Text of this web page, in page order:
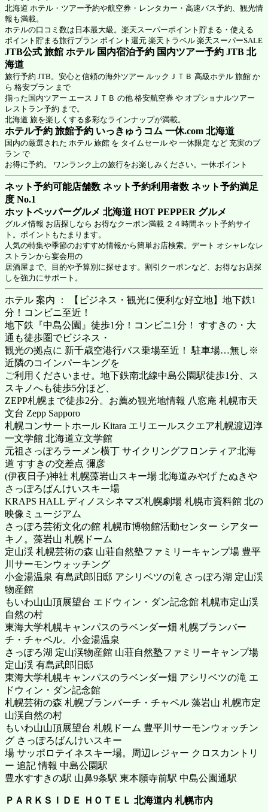
北海道 ホテル・ツアー予約や航空券・レンタカー・高速バス予約、観光情
報も満載。
ホテルの口コミ数は日本最大級。楽天スーパーポイント貯まる・使える
ポイント貯まる旅行プラン ポイント還元 楽天トラベル 楽天スーパーSALE
JTB公式 旅館 ホテル 国内宿泊予約 国内ツアー予約 JTB 北
海道
旅行予約 JTB。安心と信頼の海外ツアー ルックＪＴＢ 高級ホテル 旅館 か
ら 格安プラン まで
揃った国内ツアー エースＪＴＢ の他 格安航空券 や オプショナルツアー
レストラン予約 まで。
北海道 旅を楽しくする多彩なラインナップが満載。
ホテル予約 旅館予約 いっきゅうコム 一休.com 北海道
国内の厳選された ホテル 旅館 を タイムセール や 一休限定 など 充実のプ
ラン で
お得に予約。 ワンランク上の旅行をお楽しみください。一休ポイント
ネット予約可能店舗数 ネット予約利用者数 ネット予約満足
度 No.1
ホットペッパーグルメ 北海道 HOT PEPPER グルメ
グルメ情報 お店探しなら お得なクーポン満載 ２４時間ネット予約サイ
ト。ポイントもたまります。
人気の特集や季節のおすすめ情報から簡単お店検索。デート オシャレなレ
ストランから宴会用の
居酒屋まで、目的や予算別に探せます。割引クーポンなど、お得なお店探
しを強力にサポート。
ホテル 案内 ： 【ビジネス・観光に便利な好立地】地下鉄1
分！コンビニ至近！
地下鉄『中島公園』徒歩1分！コンビニ1分！ すすきの・大
通も徒歩圏でビジネス・
観光の拠点に 新千歳空港行バス乗場至近！ 駐車場…無し※
近隣のコインパーキングを
ご利用くださいませ。地下鉄南北線中島公園駅徒歩1分、ス
スキノへも徒歩5分ほど、
ZEPP札幌まで徒歩2分。お薦め観光地情報 八窓庵 札幌市天
文台 Zepp Sapporo
札幌コンサートホール Kitara エリエールスクエア札幌渡辺淳
一文学館 北海道立文学館
元祖さっぽろラーメン横丁 サイクリングフロンティア北海
道 すすきの交差点 彌彦
(伊夜日子)神社 札幌藻岩山スキー場 北海道みやげ たぬきや
さっぽろばんけいスキー場
KRAPS HALL ディノスシネマズ札幌劇場 札幌市資料館 北の
映像ミュージアム
さっぽろ芸術文化の館 札幌市博物館活動センター シアター
キノ。藻岩山 札幌ドーム
定山渓 札幌芸術の森 山荘自然塾ファミリーキャンプ場 豊平
川サーモンウォッチング
小金湯温泉 有島武郎旧邸 アシリベツの滝 さっぽろ湖 定山渓
物産館
もいわ山山頂展望台 エドウィン・ダン記念館 札幌市定山渓
自然の村
東海大学札幌キャンパスのラベンダー畑 札幌ブランバー
チ・チャペル。小金湯温泉
さっぽろ湖 定山渓物産館 山荘自然塾ファミリーキャンプ場
定山渓 有島武郎旧邸
東海大学札幌キャンパスのラベンダー畑 アシリベツの滝 エ
ドウィン・ダン記念館
札幌芸術の森 札幌ブランバーチ・チャペル 藻岩山 札幌市定
山渓自然の村
もいわ山山頂展望台 札幌ドーム 豊平川サーモンウォッチン
グ さっぽろばんけいスキー
場 サッポロテイネスキー場。周辺レジャー クロスカントリ
ー 追記 情報 中島公園駅
豊水すすきの駅 山鼻9条駅 東本願寺前駅 中島公園通駅
ＰＡＲＫＳＩＤＥ ＨＯＴＥＬ 北海道内 札幌市内